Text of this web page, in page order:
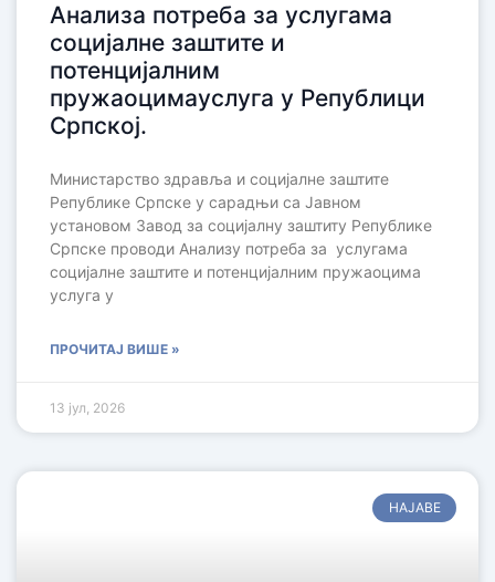
Анализа потреба за услугама
социјалне заштите и
потенцијалним
пружаоцимауслуга у Републици
Српској.
Министарство здравља и социјалне заштите
Републике Српске у сарадњи са Јавном
установом Завод за социјалну заштиту Републике
Српске проводи Анализу потреба за услугама
социјалне заштите и потенцијалним пружаоцима
услуга у
ПРОЧИТАЈ ВИШЕ »
13 јул, 2026
НАЈАВЕ